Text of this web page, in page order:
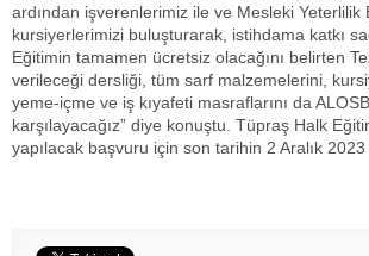
ardından işverenlerimiz ile ve Mesleki Yeterlilik
kursiyerlerimizi buluşturarak, istihdama katkı
Eğitimin tamamen ücretsiz olacağını belirten
verileceği dersliği, tüm sarf malzemelerini,
yeme-içme ve iş kıyafeti masraflarını da
karşılayacağız” diye konuştu. Tüpraş Halk
yapılacak başvuru için son tarihin 2 Aralık